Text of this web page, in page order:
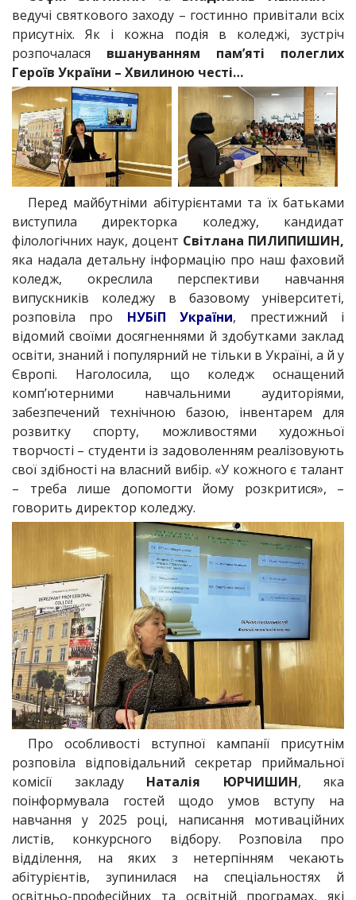
ведучі святкового заходу – гостинно привітали всіх
присутніх. Як і кожна подія в коледжі, зустріч
розпочалася вшануванням пам’яті полеглих
Героїв України – Хвилиною честі…
Перед майбутніми абітурієнтами та їх батьками
виступила директорка коледжу, кандидат
філологічних наук, доцент Світлана ПИЛИПИШИН,
яка надала детальну інформацію про наш фаховий
коледж, окреслила перспективи навчання
випускників коледжу в базовому університеті,
розповіла про НУБіП України, престижний і
відомий своїми досягненнями й здобутками заклад
освіти, знаний і популярний не тільки в Україні, а й у
Європі. Наголосила, що коледж оснащений
комп’ютерними навчальними аудиторіями,
забезпечений технічною базою, інвентарем для
розвитку спорту, можливостями художньої
творчості – студенти із задоволенням реалізовують
свої здібності на власний вибір. «У кожного є талант
– треба лише допомогти йому розкритися», –
говорить директор коледжу.
Про особливості вступної кампанії присутнім
розповіла відповідальний секретар приймальної
комісії закладуНаталія ЮРЧИШИН, яка
поінформувала гостей щодо умов вступу на
навчання у 2025 році, написання мотиваційних
листів, конкурсного відбору. Розповіла про
відділення, на яких з нетерпінням чекають
абітурієнтів, зупинилася на спеціальностях й
освітньо-професійних та освітній програмах, які